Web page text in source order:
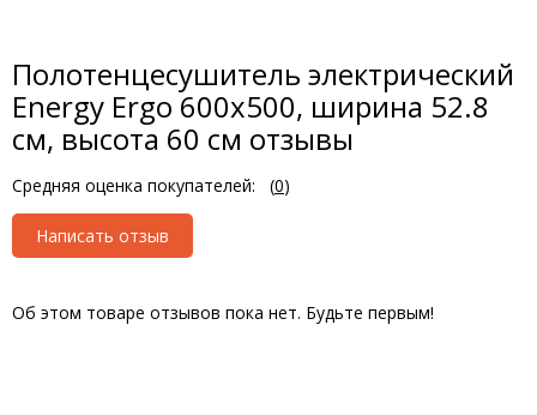
Полотенцесушитель электрический
Energy Ergo 600x500, ширина 52.8
см, высота 60 см отзывы
Средняя оценка покупателей: (0)
Написать отзыв
Об этом товаре отзывов пока нет. Будьте первым!